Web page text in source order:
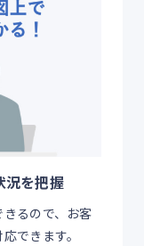
況を把握
るので、お客
できます。